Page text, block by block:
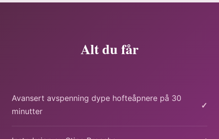
Alt du får
Avansert avspenning dype hofteåpnere på 30
minutter
✓